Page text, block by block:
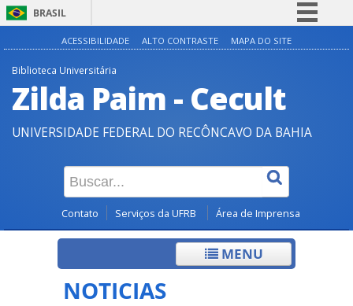
BRASIL
Simplifique!
Participe
Acesso à informação
Legislação
Canais
ACESSIBILIDADE ALTO CONTRASTE MAPA DO SITE
Biblioteca Universitária
Zilda Paim - Cecult
UNIVERSIDADE FEDERAL DO RECÔNCAVO DA BAHIA
Contato Serviços da UFRB Área de Imprensa
MENU
NOTICIAS